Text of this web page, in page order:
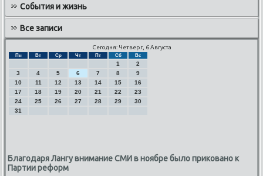
События и жизнь
Все записи
Сегодня: Четверг, 6 Августа
Пн Вт Ср Чт Пт Сб Вс
1
2
3
4 5 6 7 8
9
10
11 12 13 14 15
16
17
18 19 20 21 22
23
24
25 26 27 28 29
30
31
Благодаря Лангу внимание СМИ в ноябре было приковано к
Партии реформ